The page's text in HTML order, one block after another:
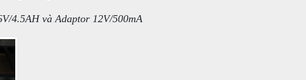
4.5AH và Adaptor 12V/500mA